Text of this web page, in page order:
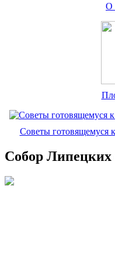
О
Советы готовящемуся
Собор Липецких